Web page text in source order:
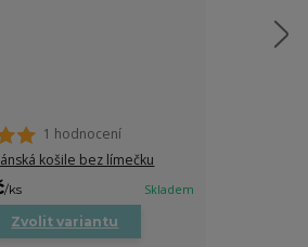
1 hodnocení
košile bez límečku
/ks Skladem
Zvolit variantu